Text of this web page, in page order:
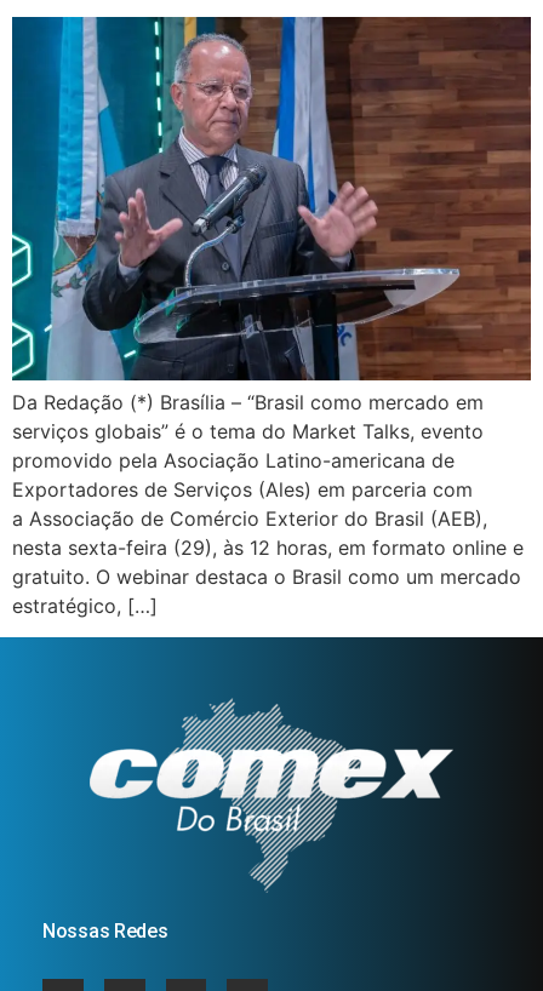
Da Redação (*) Brasília – “Brasil como mercado em
serviços globais” é o tema do Market Talks, evento
promovido pela Asociação Latino-americana de
Exportadores de Serviços (Ales) em parceria com
a Associação de Comércio Exterior do Brasil (AEB),
nesta sexta-feira (29), às 12 horas, em formato online e
gratuito. O webinar destaca o Brasil como um mercado
estratégico, […]
Nossas Redes